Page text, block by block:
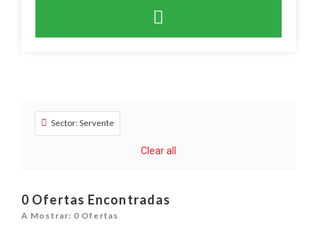
Sector: Servente
Clear all
0 Ofertas Encontradas
A Mostrar: 0 Ofertas